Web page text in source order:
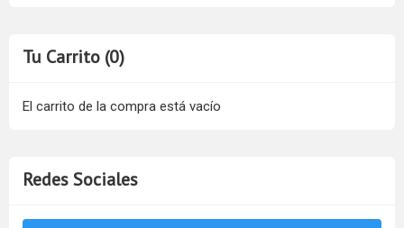
Tu Carrito (0)
El carrito de la compra está vacío
Redes Sociales